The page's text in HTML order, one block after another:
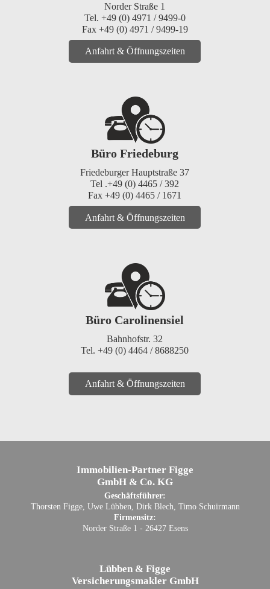
Norder Straße 1
Tel. +49 (0) 4971 / 9499-0
Fax +49 (0) 4971 / 9499-19
Anfahrt & Öffnungszeiten
Büro Friedeburg
Friedeburger Hauptstraße 37
Tel .+49 (0) 4465 / 392
Fax +49 (0) 4465 / 1671
Anfahrt & Öffnungszeiten
Büro Carolinensiel
Bahnhofstr. 32
Tel. +49 (0) 4464 / 8688250
Anfahrt & Öffnungszeiten
Immobilien-Partner Figge
GmbH & Co. KG
Geschäftsführer:
Thorsten Figge, Uwe Lübben, Dirk Blech, Timo Schuirmann
Firmensitz:
Norder Straße 1 - 26427 Esens
Lübben & Figge
Versicherungsmakler GmbH